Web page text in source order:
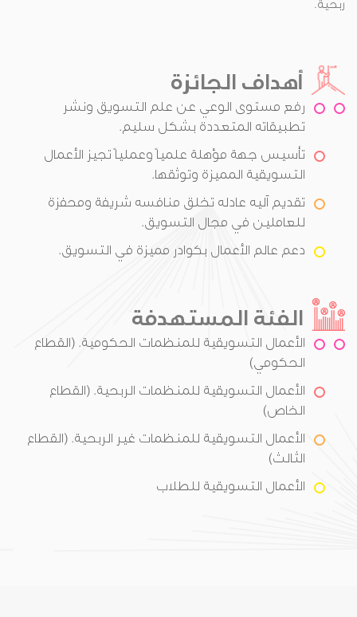
ربحية.
أهداف الجائزة
رفع مستوى الوعي عن علم التسويق ونشر
تطبيقاته المتعددة بشكل سليم.
تأسيس جهة مؤهلة علمياً وعملياً تجيز الأعمال
التسويقية المميزة وتوثقها.
تقديم آليه عادله تخلق منافسه شريفة ومحفزة
للعاملين في مجال التسويق.
دعم عالم الأعمال بكوادر مميزة في التسويق.
الفئة المستهدفة
الأعمال التسويقية للمنظمات الحكومية. (القطاع
الحكومي)
الأعمال التسويقية للمنظمات الربحية. (القطاع
الخاص)
الأعمال التسويقية للمنظمات غير الربحية. (القطاع
الثالث)
الأعمال التسويقية للطلاب